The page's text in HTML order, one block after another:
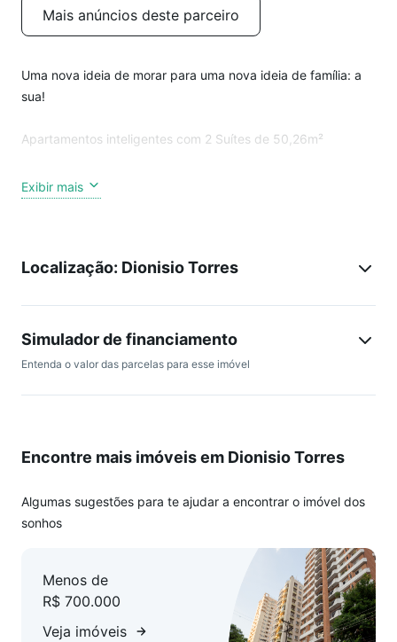
Mais anúncios deste parceiro
Uma nova ideia de morar para uma nova ideia de família: a
sua!
Apartamentos inteligentes com 2 Suítes de 50,26m²
Localizado a poucos metros da Avenida e da
Desembargador. Próximo a praças, escolas, faculdades,
lugar. Áreas compartilhadas como CoWorking, Lounge
piscina adulto e infantil, deck com churrasqueira, academia
profissional, brinquedoteca, pet place e muito mais!
Exibir mais
Localização: Dionisio Torres
Simulador de financiamento
Entenda o valor das parcelas para esse imóvel
Encontre mais imóveis em Dionisio Torres
Algumas sugestões para te ajudar a encontrar o imóvel dos
sonhos
Menos de
R$ 700.000
Veja imóveis